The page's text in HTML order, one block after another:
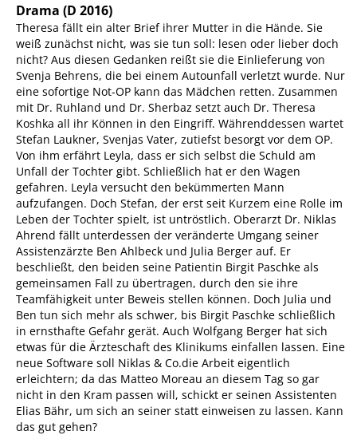
Drama (D 2016)
Theresa fällt ein alter Brief ihrer Mutter in die Hände. Sie
weiß zunächst nicht, was sie tun soll: lesen oder lieber doch
nicht? Aus diesen Gedanken reißt sie die Einlieferung von
Svenja Behrens, die bei einem Autounfall verletzt wurde. Nur
eine sofortige Not-OP kann das Mädchen retten. Zusammen
mit Dr. Ruhland und Dr. Sherbaz setzt auch Dr. Theresa
Koshka all ihr Können in den Eingriff. Währenddessen wartet
Stefan Laukner, Svenjas Vater, zutiefst besorgt vor dem OP.
Von ihm erfährt Leyla, dass er sich selbst die Schuld am
Unfall der Tochter gibt. Schließlich hat er den Wagen
gefahren. Leyla versucht den bekümmerten Mann
aufzufangen. Doch Stefan, der erst seit Kurzem eine Rolle im
Leben der Tochter spielt, ist untröstlich. Oberarzt Dr. Niklas
Ahrend fällt unterdessen der veränderte Umgang seiner
Assistenzärzte Ben Ahlbeck und Julia Berger auf. Er
beschließt, den beiden seine Patientin Birgit Paschke als
gemeinsamen Fall zu übertragen, durch den sie ihre
Teamfähigkeit unter Beweis stellen können. Doch Julia und
Ben tun sich mehr als schwer, bis Birgit Paschke schließlich
in ernsthafte Gefahr gerät. Auch Wolfgang Berger hat sich
etwas für die Ärzteschaft des Klinikums einfallen lassen. Eine
neue Software soll Niklas & Co.die Arbeit eigentlich
erleichtern; da das Matteo Moreau an diesem Tag so gar
nicht in den Kram passen will, schickt er seinen Assistenten
Elias Bähr, um sich an seiner statt einweisen zu lassen. Kann
das gut gehen?